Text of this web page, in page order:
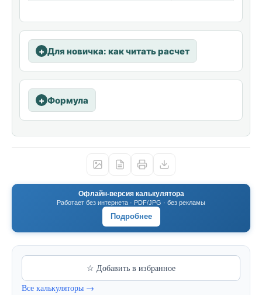
Для новичка: как читать расчет
Формула
Офлайн-версия калькулятора
Работает без интернета · PDF/JPG · без рекламы
Подробнее
☆ Добавить в избранное
Все калькуляторы →